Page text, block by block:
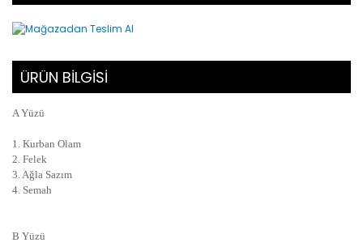
ÜRÜN BİLGİSİ
A Yüzü
1. Kurban Olam
2. Felek
3. Ağla Sazım
4. Semah
B Yüzü